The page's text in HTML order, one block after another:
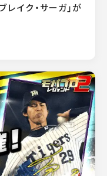
イク・サーガ」が